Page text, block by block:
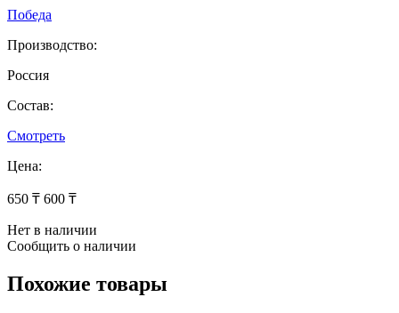
Победа
Производство:
Россия
Состав:
Смотреть
Цена:
650 ₸ 600 ₸
Нет в наличии
Сообщить о наличии
Похожие товары